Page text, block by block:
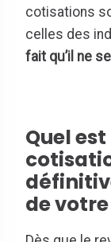
cotisations
celles des
fait qu’il ne
Quel
de